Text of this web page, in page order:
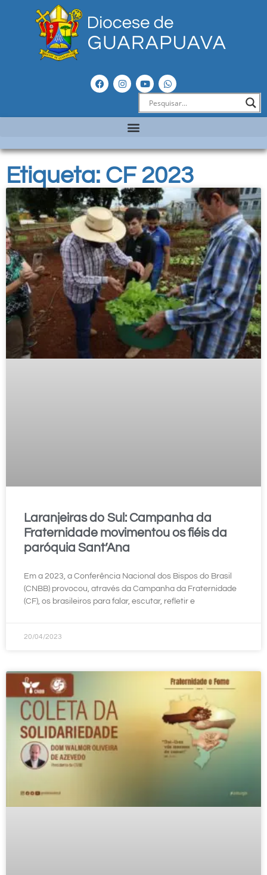
Etiqueta: CF 2023
Laranjeiras do Sul: Campanha da
Fraternidade movimentou os fiéis da
paróquia Sant’Ana
Em a 2023, a Conferência Nacional dos Bispos do Brasil
(CNBB) provocou, através da Campanha da Fraternidade
(CF), os brasileiros para falar, escutar, refletir e
20/04/2023